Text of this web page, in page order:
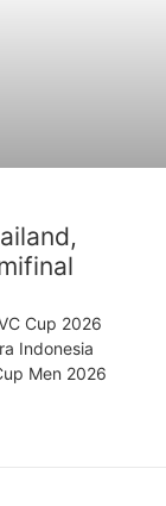
Cup 2026
Indonesia
Men 2026